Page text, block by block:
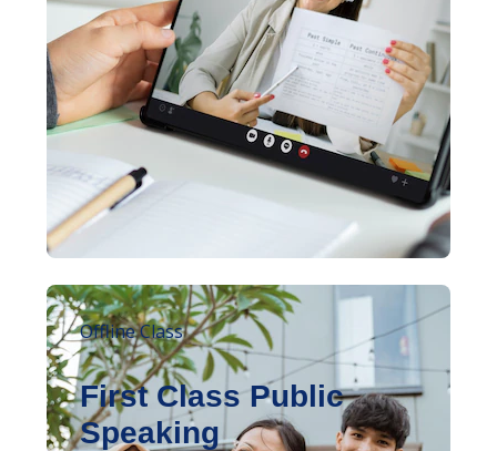
Offline Class
First Class Public
Speaking